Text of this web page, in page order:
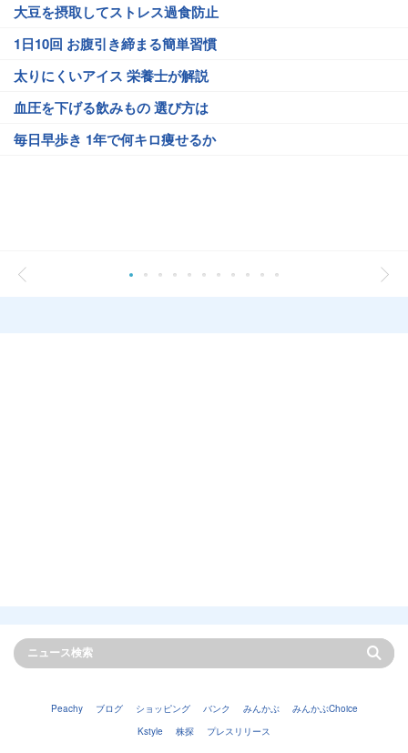
大豆を摂取してストレス過食防止
1日10回 お腹引き締まる簡単習慣
太りにくいアイス 栄養士が解説
血圧を下げる飲みもの 選び方は
毎日早歩き 1年で何キロ痩せるか
Peachy ブログ ショッピング バンク みんかぶ
みんかぶChoice
Kstyle
株探 プレスリリース